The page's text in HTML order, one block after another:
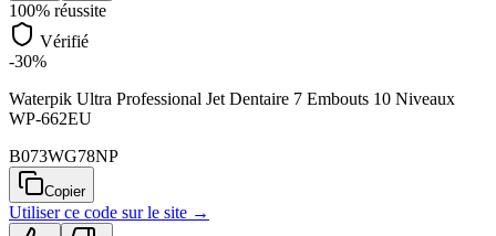
100% réussite
Vérifié
-30%
Waterpik Ultra Professional Jet Dentaire 7 Embouts 10 Niveaux
WP-662EU
B073WG78NP
Copier
Utiliser ce code surle site →